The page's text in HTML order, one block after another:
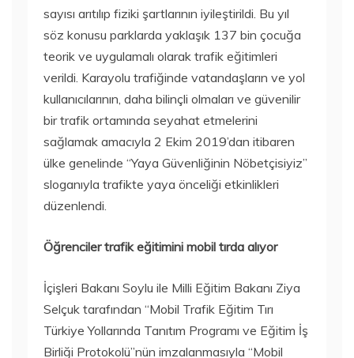
sayısı arıtılıp fiziki şartlarının iyileştirildi. Bu yıl
söz konusu parklarda yaklaşık 137 bin çocuğa
teorik ve uygulamalı olarak trafik eğitimleri
verildi. Karayolu trafiğinde vatandaşların ve yol
kullanıcılarının, daha bilinçli olmaları ve güvenilir
bir trafik ortamında seyahat etmelerini
sağlamak amacıyla 2 Ekim 2019’dan itibaren
ülke genelinde “Yaya Güvenliğinin Nöbetçisiyiz”
sloganıyla trafikte yaya önceliği etkinlikleri
düzenlendi.
Öğrenciler trafik eğitimini mobil tırda alıyor
İçişleri Bakanı Soylu ile Milli Eğitim Bakanı Ziya
Selçuk tarafından “Mobil Trafik Eğitim Tırı
Türkiye Yollarında Tanıtım Programı ve Eğitim İş
Birliği Protokolü”nün imzalanmasıyla “Mobil